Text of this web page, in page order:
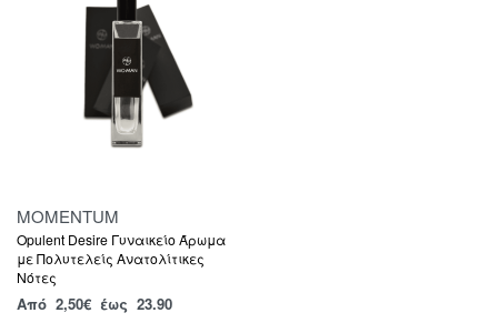
MOMENTUM
Opulent Desire Γυναικείο Άρωμα
με Πολυτελείς Ανατολίτικες
Νότες
Από 2,50€ έως 23.90